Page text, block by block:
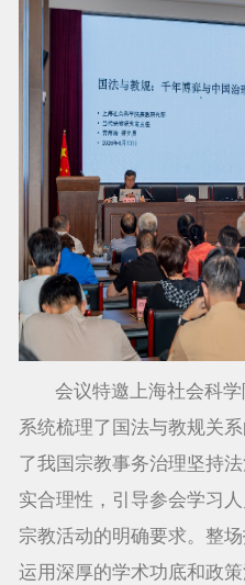
会议特邀上海社会科
系统梳理了国法与教规关
了我国宗教事务治理坚持
实合理性，引导参会学习
宗教活动的明确要求。整
运用深厚的学术功底和政